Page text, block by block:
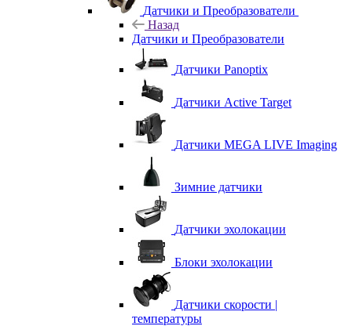
Датчики и Преобразователи
Назад
Датчики и Преобразователи
Датчики Panoptix
Датчики Active Target
Датчики MEGA LIVE Imaging
Зимние датчики
Датчики эхолокации
Блоки эхолокации
Датчики скорости |
температуры